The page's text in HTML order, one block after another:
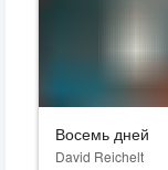
Восемь дней
David Reichelt